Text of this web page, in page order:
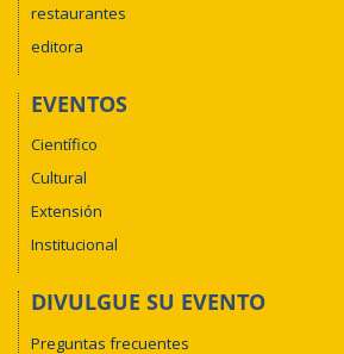
restaurantes
editora
EVENTOS
Científico
Cultural
Extensión
Institucional
DIVULGUE SU EVENTO
Preguntas frecuentes